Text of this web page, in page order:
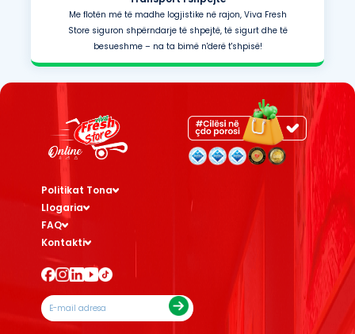
Me flotën më të madhe logjistike në rajon, Viva Fresh
Store siguron shpërndarje të shpejtë, të sigurt dhe të
besueshme – na ta bimë n'derë t'shpisë!
Politikat Tona
Llogaria
FAQ
Kontakti